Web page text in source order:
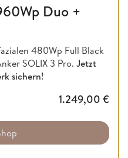
Duo +
480Wp Full Black
SOLIX 3 Pro. Jetzt
sichern!
1.249,00 €